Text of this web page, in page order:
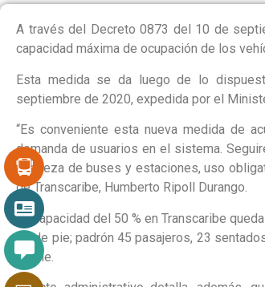
A través del Decreto 0873 del 10 de
capacidad máxima de ocupación de los
Esta medida se da luego de lo
septiembre de 2020, expedida por el
“Es conveniente esta nueva medida de
demanda de usuarios en el sistema.
limpieza de buses y estaciones, uso
de Transcaribe, Humberto Ripoll Durango.
La capacidad del 50 % en Transcaribe
32 de pie; padrón 45 pasajeros, 23
de pie.